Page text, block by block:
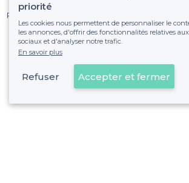
Pas de commissions et sans engagement,
fixe sans risque de voir déraper la
Référencer mon
Déjà client
priorité
Les cookies nous permettent de personnaliser le
les annonces, d'offrir des fonctionnalités relatives
sociaux et d'analyser notre trafic.
En savoir plus
Refuser Accepter et fermer